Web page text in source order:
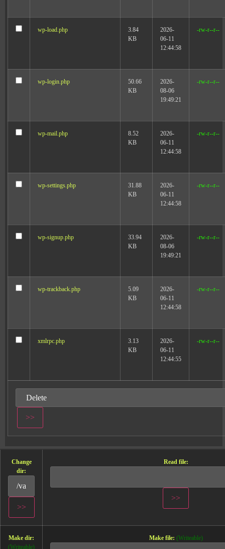
wp-load.php
3.84
KB
2026-
06-11
12:44:58
-rw-r--r--
wp-login.php
50.66
KB
2026-
08-06
19:49:21
-rw-r--r--
wp-mail.php
8.52
KB
2026-
06-11
12:44:58
-rw-r--r--
wp-settings.php
31.88
KB
2026-
06-11
12:44:58
-rw-r--r--
wp-signup.php
33.94
KB
2026-
08-06
19:49:21
-rw-r--r--
wp-trackback.php
5.09
KB
2026-
06-11
12:44:58
-rw-r--r--
xmlrpc.php
3.13
KB
2026-
06-11
12:44:55
-rw-r--r--
Change
dir:
Read file:
Make dir:
(Writeable)
Make file: (Writeable)